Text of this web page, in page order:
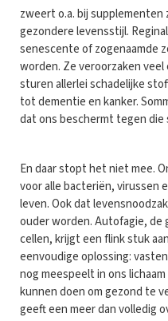
zweert o.a. bij supplementen
gezondere levensstijl.
senescente of zogenaamde
worden. Ze veroorzaken
sturen allerlei schadelijke
tot dementie en kanker.
dat ons beschermt tegen die
En daar stopt het niet mee.
voor alle bacteriën, virussen
leven. Ook dat
ouder worden. Autofagie, de
cellen, krijgt een flink stuk
eenvoudige oplossing:
nog meespeelt in ons
kunnen doen om gezond te
geeft een meer dan volledig